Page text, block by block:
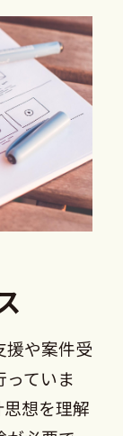
援や案件受
ていま
想を理解